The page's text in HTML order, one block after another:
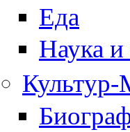
Еда
Наука и
Культур-